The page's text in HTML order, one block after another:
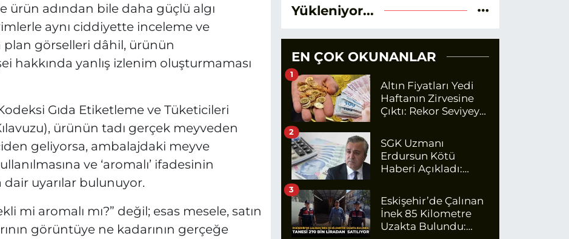
ürün adından bile daha güçlü algı
aynı ciddiyette inceleme ve
görselleri dâhil, ürünün
hakkında yanlış izlenim oluşturmaması
Gıda Etiketleme ve Tüketicileri
ürünün tadı gerçek meyveden
geliyorsa, ambalajdaki meyve
ve ‘aromalı’ ifadesinin
dair uyarılar bulunuyor.
mi aromalı mı?” değil; esas mesele, satın
görüntüye ne kadarının gerçeğe
Yükleniyor...
EN ÇOK OKUNANLAR
Altın Fiyatları Yedi
Haftanın Zirvesine
Çıktı: Rekor Seviyeye
1
SGK Uzmanı
Erdursun Kötü
Haberi Açıkladı:
İçin Net Rakam
2
Eskişehir’de Çalınan
İnek 85 Kilometre
Uzakta Bulundu:
3